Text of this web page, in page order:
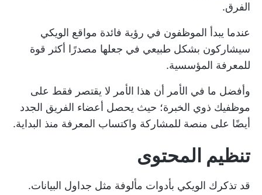
الفرق.
عندما يبدأ الموظفون في رؤية فائدة مواقع الويكي
سيشاركون بشكل طبيعي في جعلها مصدرًا أكثر قوة
للمعرفة المؤسسية.
وأفضل ما في الأمر أن هذا الأمر لا يقتصر فقط على
موظفيك ذوي الخبرة؛ حيث يحصل أعضاء الفريق الجدد
أيضًا على منصة للمشاركة واكتساب المعرفة منذ البداية.
تنظيم المحتوى
قد تذكرك الويكي بأدوات مألوفة مثل جداول البيانات.